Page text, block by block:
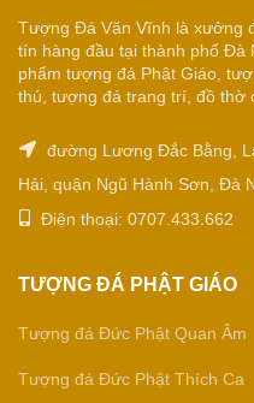
Tượng Đá Văn Vĩnh là xưởng
tín hàng đầu tại thành phố Đà
phẩm tượng đá Phật Giáo,
thú, tượng đá trang trí, đồ thờ
đường Lương Đắc Bằng,
Hải, quận Ngũ Hành Sơn, Đà
Điện thoại: 0707.433.662
TƯỢNG ĐÁ PHẬT GIÁO
Tượng đá Đức Phật Quan Âm
Tượng đá Đức Phật Thích Ca